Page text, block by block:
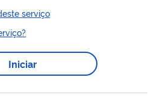
em 31 de março de 2021),
do IBC, sob responsabilidade do
(DED). Os editais para participar
no IBC são divulgados no
serviço
Iniciar